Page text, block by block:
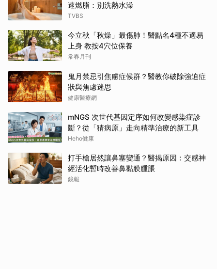
速燃脂：別洗熱水澡
TVBS
今立秋「秋燥」最傷肺！醫點名4種不適易
上身 教按4穴位保養
常春月刊
鬼月禁忌引焦慮症候群？醫教你破除強迫症
狀與焦慮迷思
健康醫療網
mNGS 次世代基因定序如何改變感染症診
斷？從「猜病原」走向精準治療的新工具
Heho健康
打手槍居然讓鼻塞變通？醫揭原因：交感神
經活化暫時改善鼻黏膜腫脹
鏡報